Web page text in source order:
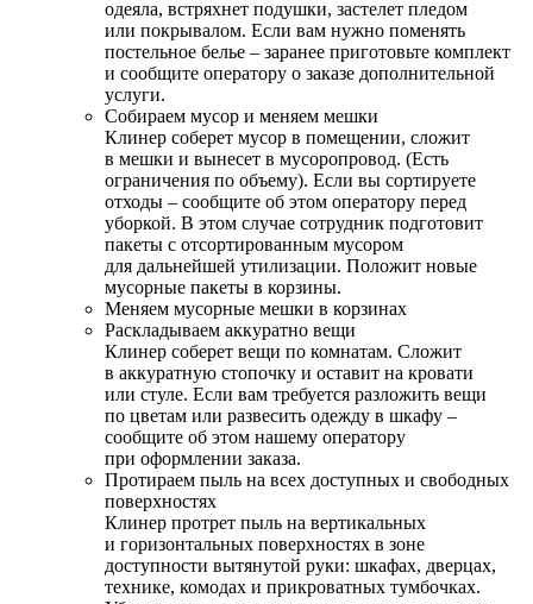
одеяла, встряхнет подушки, застелет пледом
или покрывалом. Если вам нужно поменять
постельное белье – заранее приготовьте комплект
и сообщите оператору о заказе дополнительной
услуги.
Собираем мусор и меняем мешки
Клинер соберет мусор в помещении, сложит
в мешки и вынесет в мусоропровод. (Есть
ограничения по объему). Если вы сортируете
отходы – сообщите об этом оператору перед
уборкой. В этом случае сотрудник подготовит
пакеты с отсортированным мусором
для дальнейшей утилизации. Положит новые
мусорные пакеты в корзины.
Меняем мусорные мешки в корзинах
Раскладываем аккуратно вещи
Клинер соберет вещи по комнатам. Сложит
в аккуратную стопочку и оставит на кровати
или стуле. Если вам требуется разложить вещи
по цветам или развесить одежду в шкафу –
сообщите об этом нашему оператору
при оформлении заказа.
Протираем пыль на всех доступных и свободных
поверхностях
Клинер протрет пыль на вертикальных
и горизонтальных поверхностях в зоне
доступности вытянутой руки: шкафах, дверцах,
технике, комодах и прикроватных тумбочках.